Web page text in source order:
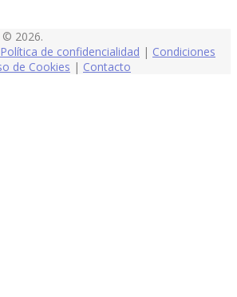
© 2026.
Política de confidencialidad | Condiciones
de Cookies | Contacto